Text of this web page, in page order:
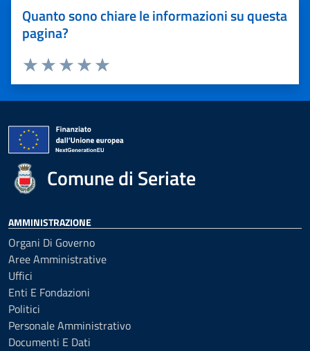
Quanto sono chiare le informazioni su questa
pagina?
Valuta 5 stelle su 5
Valuta 4 stelle su 5
Valuta 3 stelle su 5
Valuta 2 stelle su 5
Valuta 1 stelle su 5
Comune di Seriate
AMMINISTRAZIONE
Organi Di Governo
Aree Amministrative
Uffici
Enti E Fondazioni
Politici
Personale Amministrativo
Documenti E Dati